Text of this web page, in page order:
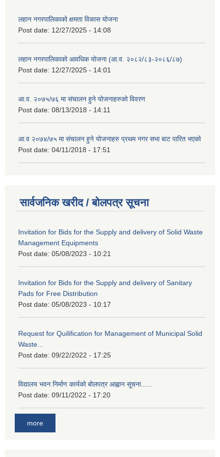
लहान नगरपालिकाको क्षमता विकास योजना
Post date: 12/27/2025 - 14:08
लहान नगरपालिकाको आवधिक योजना (आ.व. २०८२/८३-२०८६/८७)
Post date: 12/27/2025 - 14:01
आ.व. २०७५/७६ मा संचालन हुने योजनाहरुको विवरण
Post date: 08/13/2018 - 14:11
आ.व २०७४/७५ मा संचालन हुने योजनाहरु प्रथम नगर सभा बाट पारित भएको
Post date: 04/11/2018 - 17:51
सार्वजनिक खरीद / बोलपत्र सूचना
Invitation for Bids for the Supply and delivery of Solid Waste
Management Equipments
Post date: 05/08/2023 - 10:21
Invitation for Bids for the Supply and delivery of Sanitary
Pads for Free Distribution
Post date: 05/08/2023 - 10:17
Request for Quilification for Management of Municipal Solid
Waste...
Post date: 09/22/2022 - 17:25
विद्यालय भवन निर्माण कार्यको बोलपत्र आह्वान सूचना......
Post date: 09/11/2022 - 17:20
more